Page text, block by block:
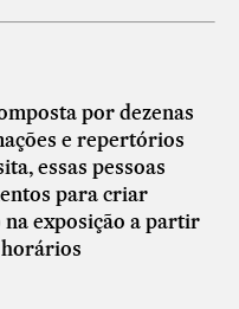
por dezenas
e repertórios
essas pessoas
para criar
exposição a partir